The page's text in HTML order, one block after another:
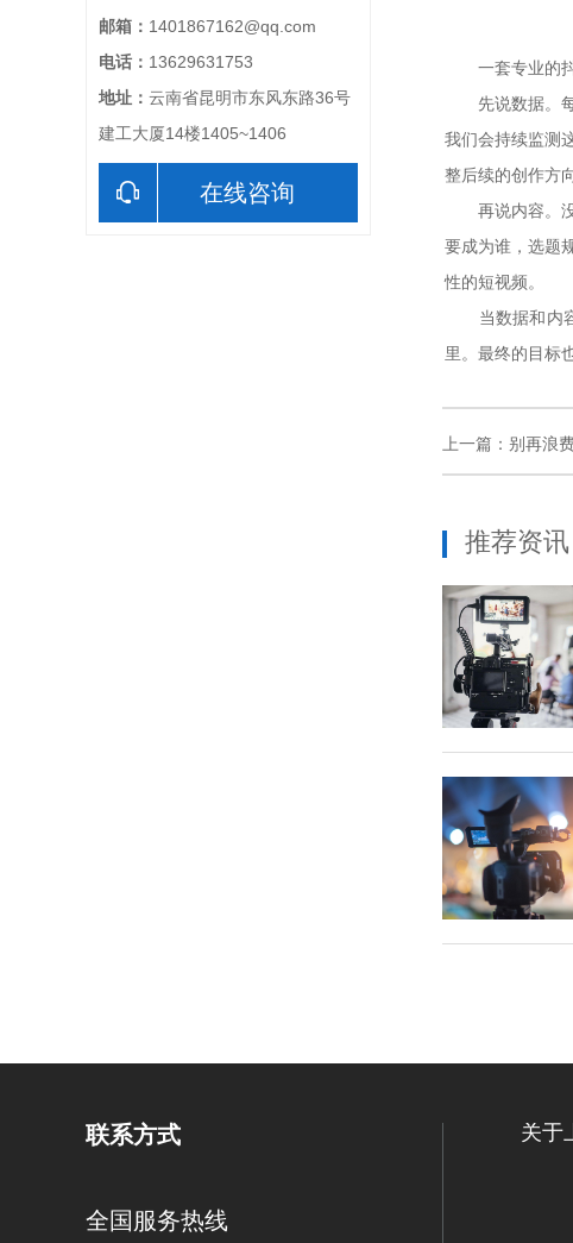
邮箱： 1401867162@qq.com
电话： 13629631753
地址： 云南省昆明市东风东路36号
建工大厦14楼1405~1406
在线咨询
一套专业的抖
先说数据。每
我们会持续监测
整后续的创作方
再说内容。没
要成为谁，选题
性的短视频。
当数据和内容
里。最终的目标
上一篇： 别再浪
推荐资讯
联系方式
全国服务热线
关于